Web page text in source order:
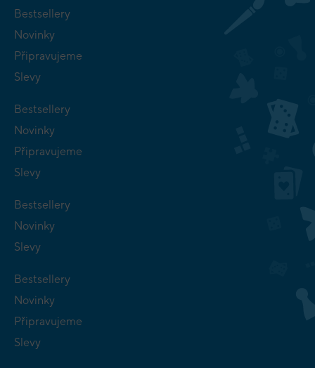
Bestsellery
Novinky
Připravujeme
Slevy
Bestsellery
Novinky
Připravujeme
Slevy
Bestsellery
Novinky
Slevy
Bestsellery
Novinky
Připravujeme
Slevy